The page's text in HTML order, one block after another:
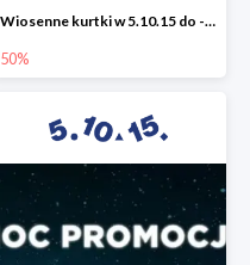
Wiosenne kurtki w 5.10.15 do -50%
50%